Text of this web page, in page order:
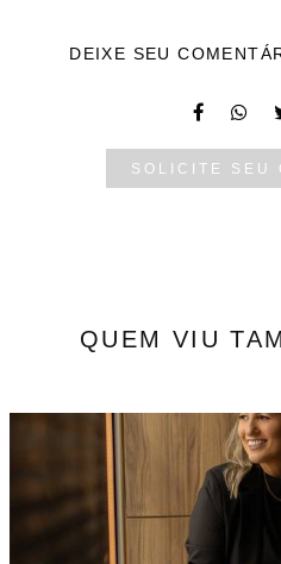
DEIXE SEU
SOLICITE SEU
QUEM VIU